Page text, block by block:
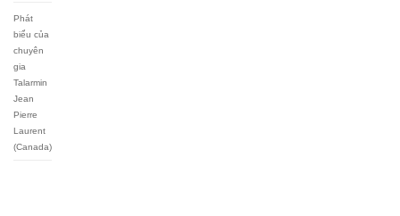
Phát
biểu của
chuyên
gia
Talarmin
Jean
Pierre
Laurent
(Canada)